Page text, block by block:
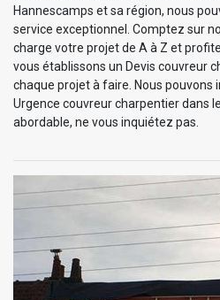
Hannescamps et sa région, nous
service exceptionnel. Comptez sur
charge votre projet de A à Z et
vous établissons un Devis couvreur
chaque projet à faire. Nous pouvons
Urgence couvreur charpentier dans
abordable, ne vous inquiétez pas.